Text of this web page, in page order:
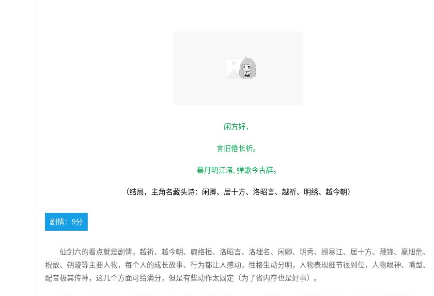
闲方好，
言旧倦长祈。
暮月明江渚, 弹歌今古辞。
（结局，主角名藏头诗：闲卿、居十方、洛昭言、越祈、明绣、越今朝）
剧情：9分
仙剑六的看点就是剧情，越祈、越今朝、扁络桓、洛昭言、洛埋名、闲卿、明秀、顾寒江、居十方、藏锋、嬴旭危、
柷敔、朔漩等主要人物，每个人的成长故事、行为都让人感动，性格生动分明，人物表现细节很到位，人物眼神、嘴型、
配音极其传神，这几个方面可给满分，但是有些动作太固定（为了省内存也是好事）。